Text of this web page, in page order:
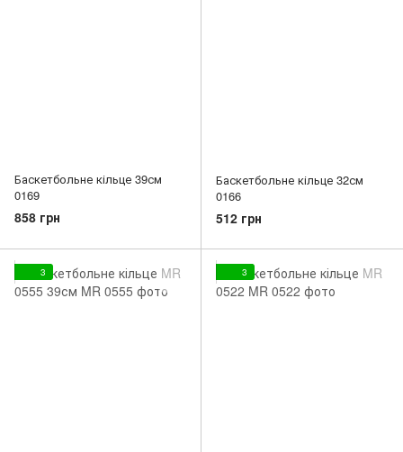
Баскетбольне кільце 39см
0169
858 грн
Баскетбольне кільце 32см
0166
512 грн
3 3